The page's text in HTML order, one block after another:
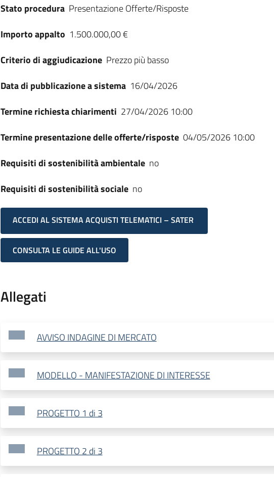
Stato procedura Presentazione Offerte/Risposte
Importo appalto 1.500.000,00 €
Criterio di aggiudicazione Prezzo più basso
Data di pubblicazione a sistema 16/04/2026
Termine richiesta chiarimenti 27/04/2026 10:00
Termine presentazione delle offerte/risposte 04/05/2026 10:00
Requisiti di sostenibilità ambientale no
Requisiti di sostenibilità sociale no
ACCEDI AL SISTEMA ACQUISTI TELEMATICI – SATER
CONSULTA LE GUIDE ALL'USO
Allegati
AVVISO INDAGINE DI MERCATO
MODELLO - MANIFESTAZIONE DI INTERESSE
PROGETTO 1 di 3
PROGETTO 2 di 3